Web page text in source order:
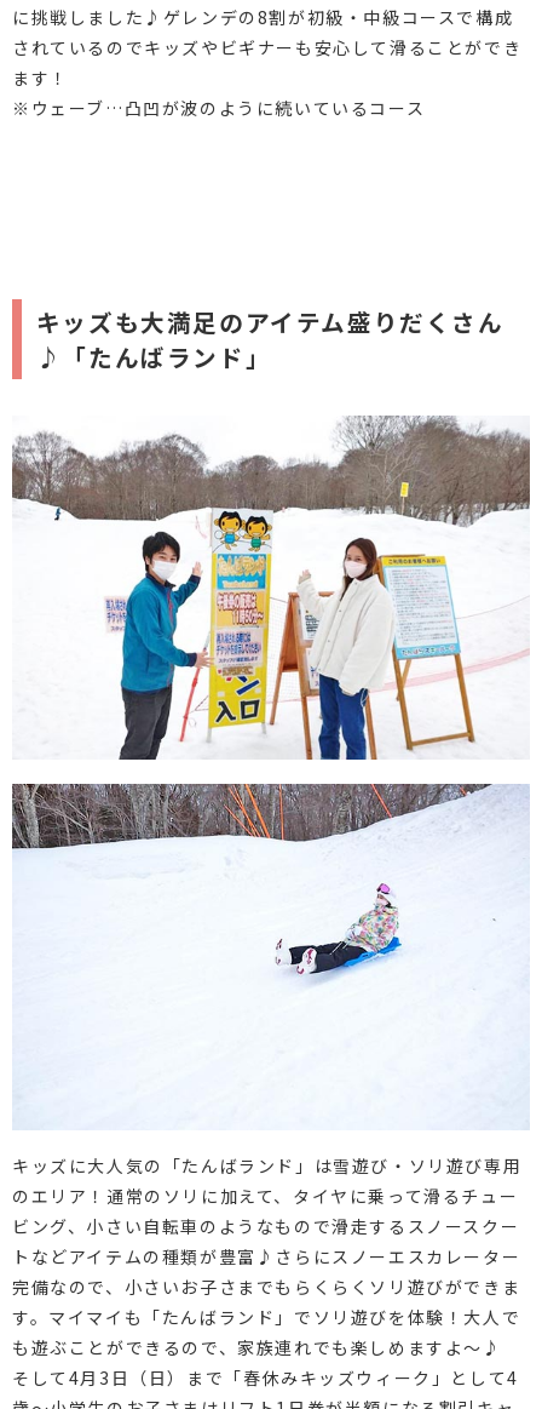
に挑戦しました♪ゲレンデの8割が初級・中級コースで構成
されているのでキッズやビギナーも安心して滑ることができ
ます！
※ウェーブ…凸凹が波のように続いているコース
キッズも大満足のアイテム盛りだくさん
♪「たんばランド」
キッズに大人気の「たんばランド」は雪遊び・ソリ遊び専用
のエリア！通常のソリに加えて、タイヤに乗って滑るチュー
ビング、小さい自転車のようなもので滑走するスノースクー
トなどアイテムの種類が豊富♪さらにスノーエスカレーター
完備なので、小さいお子さまでもらくらくソリ遊びができま
す。マイマイも「たんばランド」でソリ遊びを体験！大人で
も遊ぶことができるので、家族連れでも楽しめますよ～♪
そして4月3日（日）まで「春休みキッズウィーク」として4